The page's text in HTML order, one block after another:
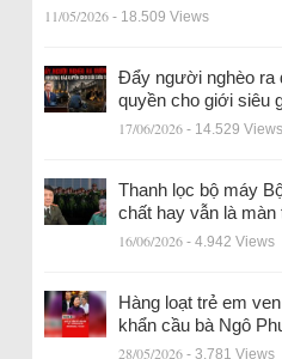
11/05/2026 - 18.509 Views
Đẩy người nghèo ra
quyền cho giới siêu
17/06/2026 - 14.529 Views
Thanh lọc bộ máy
chất hay vẫn là màn
16/06/2026 - 4.942 Views
Hàng loạt trẻ em
khẩn cầu bà Ngô
28/05/2026 - 3.781 Views